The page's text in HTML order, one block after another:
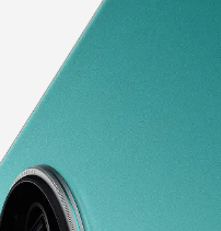
Сравнить модели
MEGA MINI